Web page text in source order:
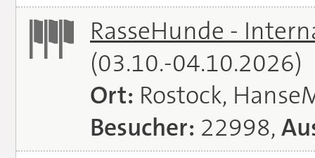
RasseHunde -
(03.10.-04.10.2026)
Ort: Rostock,
Besucher: 22998,